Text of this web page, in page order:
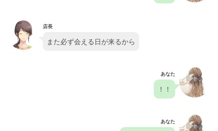
店長
また必ず会える日が来るから
あなた
！！
あなた